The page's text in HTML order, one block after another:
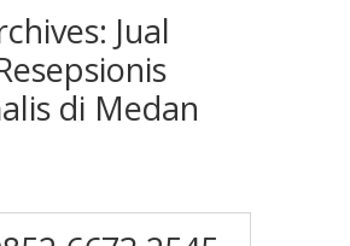
Jual
di Medan